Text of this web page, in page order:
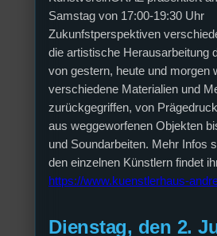
Samstag von 17:00-19:30 Uhr
Zukunfstperspektiven
die artistische Herausarbeitung
von gestern, heute und morgen
verschiedene Materialien und
zurückgegriffen, von
aus weggeworfenen Objekten
und Soundarbeiten. Mehr Infos
den einzelnen Künstlern findet
https://www.kuenstlerhaus-
Dienstag, den 2.